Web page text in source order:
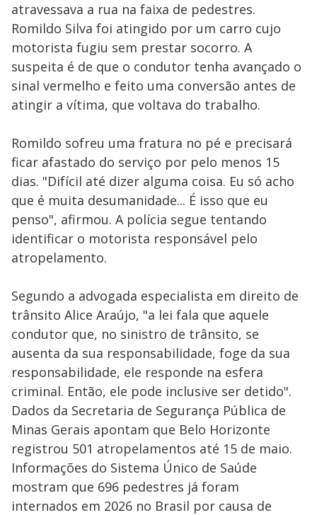
atravessava a rua na faixa de pedestres.
Romildo Silva foi atingido por um carro cujo
motorista fugiu sem prestar socorro. A
suspeita é de que o condutor tenha avançado o
sinal vermelho e feito uma conversão antes de
atingir a vítima, que voltava do trabalho.
Romildo sofreu uma fratura no pé e precisará
ficar afastado do serviço por pelo menos 15
dias. "Difícil até dizer alguma coisa. Eu só acho
que é muita desumanidade... É isso que eu
penso", afirmou. A polícia segue tentando
identificar o motorista responsável pelo
atropelamento.
Segundo a advogada especialista em direito de
trânsito Alice Araújo, "a lei fala que aquele
condutor que, no sinistro de trânsito, se
ausenta da sua responsabilidade, foge da sua
responsabilidade, ele responde na esfera
criminal. Então, ele pode inclusive ser detido".
Dados da Secretaria de Segurança Pública de
Minas Gerais apontam que Belo Horizonte
registrou 501 atropelamentos até 15 de maio.
Informações do Sistema Único de Saúde
mostram que 696 pedestres já foram
internados em 2026 no Brasil por causa de